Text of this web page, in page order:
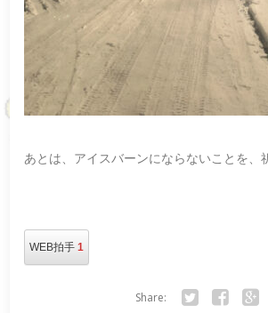
あとは、アイスバーンにならないことを、
WEB拍手1
Share: